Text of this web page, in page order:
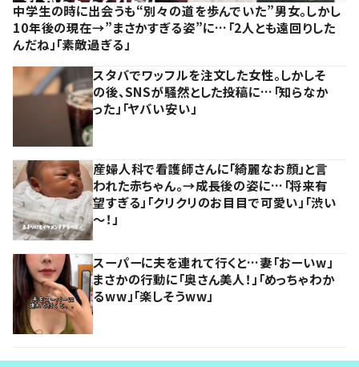
中学生の時に出会うも“別々の道を歩んでいた”男女。しかし
10年後の現在→”まさかすぎる姿”に…「2人とも遠回りした
んだね」「素敵過ぎる」
スタバでワッフルを注文した女性。しかしそ
の後、SNSが騒然とした投稿に…「知らなか
った」「ヤバい安い」
産婦人科で看護師さんに「綺麗なお顔」と言
われた赤ちゃん。→成長後の姿に…「将来有
望すぎる」「クリクリのお目目で可愛い」「渋い
～！」
スーパーに夫を連れて行くと…妻「おーいw」
まさかの行動に「奥さん美人！」「めっちゃわか
るww」「楽しそうww」